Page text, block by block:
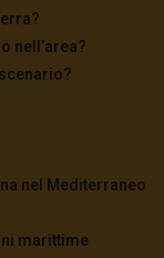
Mauro
Pierluigi Viale
nell’area?
nel Mediterraneo
marittime